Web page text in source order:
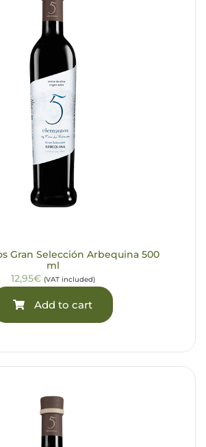
Gran Selección Arbequina 500
ml
12,95€ (VAT included)
Add to cart